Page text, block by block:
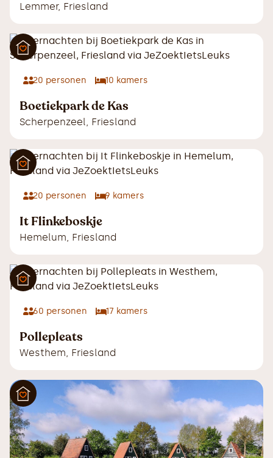
Lemmer, Friesland
20 personen 10 kamers
Boetiekpark de Kas
Scherpenzeel, Friesland
20 personen 9 kamers
It Flinkeboskje
Hemelum, Friesland
60 personen 17 kamers
Pollepleats
Westhem, Friesland